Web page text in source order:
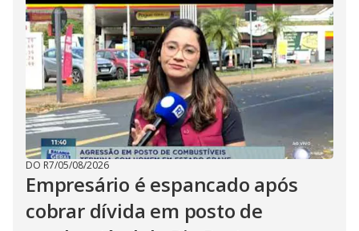
DO R7/05/08/2026
Empresário é espancado após
cobrar dívida em posto de